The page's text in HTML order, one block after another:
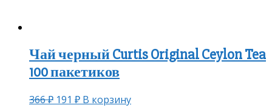
Чай черный Curtis Original Ceylon Tea
100 пакетиков
366₽ 191 ₽ В корзину